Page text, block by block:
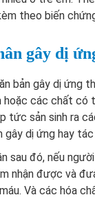
theo biến
gây dị
bản gây dị ứng
các chất có
tức sản sinh ra
dị ứng hay
sau đó, nếu
nhận được và
Và các hóa